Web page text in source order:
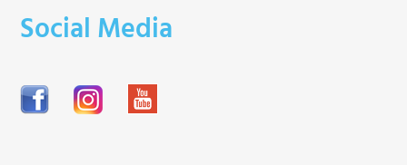
Social Media